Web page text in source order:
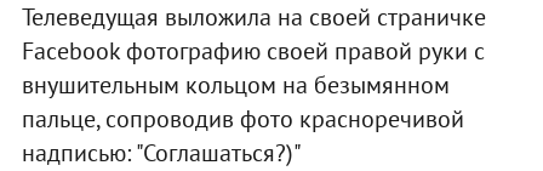
Телеведущая выложила на своей страничке
Facebook фотографию своей правой руки с
внушительным кольцом на безымянном
пальце, сопроводив фото красноречивой
надписью: "Соглашаться?)"